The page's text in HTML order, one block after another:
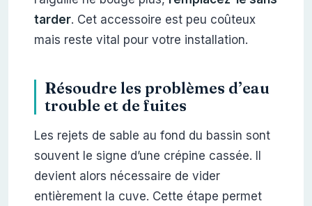
tarder. Cet accessoire est peu coûteux
mais reste vital pour votre installation.
Résoudre les problèmes d’eau
trouble et de fuites
Les rejets de sable au fond du bassin sont
souvent le signe d’une crépine cassée. Il
devient alors nécessaire de vider
entièrement la cuve. Cette étape permet